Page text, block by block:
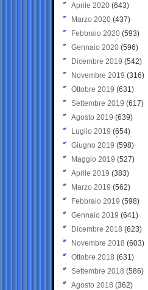
Aprile 2020 (643)
Marzo 2020 (437)
Febbraio 2020 (593)
Gennaio 2020 (596)
Dicembre 2019 (542)
Novembre 2019 (316)
Ottobre 2019 (631)
Settembre 2019 (617)
Agosto 2019 (639)
Luglio 2019 (654)
Giugno 2019 (598)
Maggio 2019 (527)
Aprile 2019 (383)
Marzo 2019 (562)
Febbraio 2019 (598)
Gennaio 2019 (641)
Dicembre 2018 (623)
Novembre 2018 (603)
Ottobre 2018 (631)
Settembre 2018 (586)
Agosto 2018 (362)